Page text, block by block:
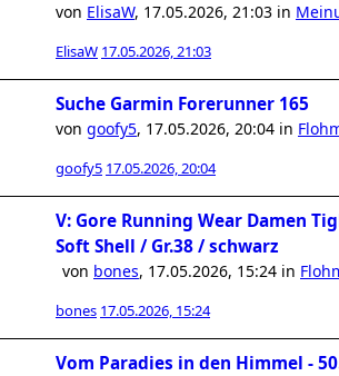
von ElisaW, 17.05.2026, 21:03 in
ElisaW 17.05.2026, 21:03
Suche Garmin Forerunner 165
von goofy5, 17.05.2026, 20:04 in
goofy5 17.05.2026, 20:04
V: Gore Running Wear Damen
Soft Shell / Gr.38 / schwarz
von bones, 17.05.2026, 15:24 in
bones 17.05.2026, 15:24
Vom Paradies in den Himmel -